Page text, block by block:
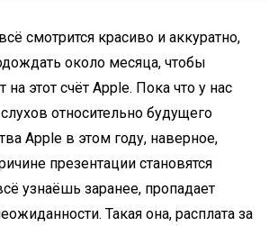
смотрится красиво и аккуратно,
около месяца, чтобы
на этот счёт Apple. Пока что у нас
относительно будущего
Apple в этом году, наверное,
презентации становятся
узнаёшь заранее, пропадает
Такая она, расплата за